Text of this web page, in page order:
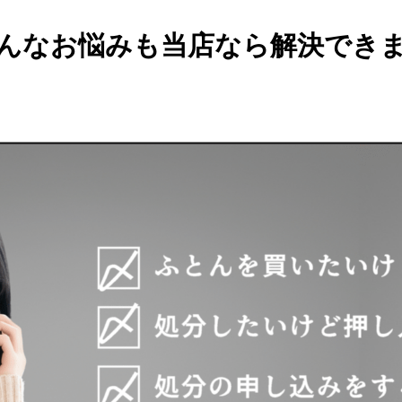
なお悩みも当店なら解決でき